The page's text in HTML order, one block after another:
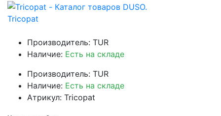
Tricopat
Производитель: TUR
Наличие: Есть на складе
Производитель: TUR
Наличие: Есть на складе
Атрикул: Tricopat